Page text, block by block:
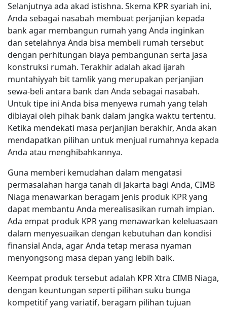
Selanjutnya ada akad istishna. Skema KPR syariah ini,
Anda sebagai nasabah membuat perjanjian kepada
bank agar membangun rumah yang Anda inginkan
dan setelahnya Anda bisa membeli rumah tersebut
dengan perhitungan biaya pembangunan serta jasa
konstruksi rumah. Terakhir adalah akad ijarah
muntahiyyah bit tamlik yang merupakan perjanjian
sewa-beli antara bank dan Anda sebagai nasabah.
Untuk tipe ini Anda bisa menyewa rumah yang telah
dibiayai oleh pihak bank dalam jangka waktu tertentu.
Ketika mendekati masa perjanjian berakhir, Anda akan
mendapatkan pilihan untuk menjual rumahnya kepada
Anda atau menghibahkannya.
Guna memberi kemudahan dalam mengatasi
permasalahan harga tanah di Jakarta bagi Anda, CIMB
Niaga menawarkan beragam jenis produk KPR yang
dapat membantu Anda merealisasikan rumah impian.
Ada empat produk KPR yang menawarkan keleluasaan
dalam menyesuaikan dengan kebutuhan dan kondisi
finansial Anda, agar Anda tetap merasa nyaman
menyongsong masa depan yang lebih baik.
Keempat produk tersebut adalah KPR Xtra CIMB Niaga,
dengan keuntungan seperti pilihan suku bunga
kompetitif yang variatif, beragam pilihan tujuan